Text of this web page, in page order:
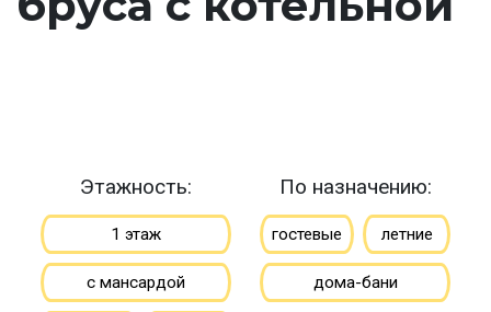
Этажность:
1 этаж
с мансардой
По назначению:
гостевые летние
дома-бани